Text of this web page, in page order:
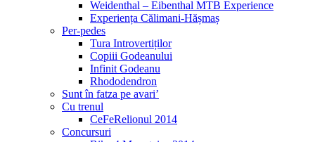
Weidenthal – Eibenthal MTB Experience
Experiența Călimani-Hășmaș
Per-pedes
Tura Introvertiților
Copiii Godeanului
Infinit Godeanu
Rhododendron
Sunt în fatza pe avari’
Cu trenul
CeFeRelionul 2014
Concursuri